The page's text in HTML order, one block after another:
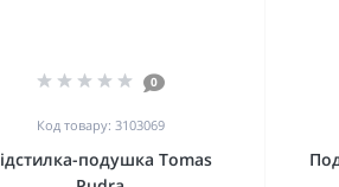
0
Код товару: 3103069
подушка Tomas